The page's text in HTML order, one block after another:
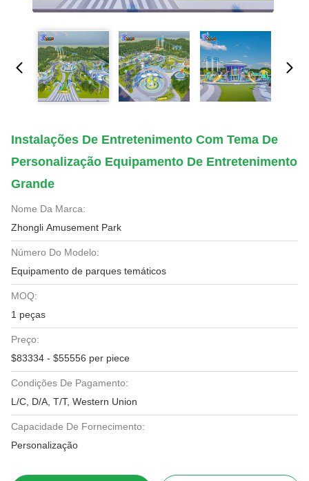
Instalações De Entretenimento Com Tema De
Personalização Equipamento De Entretenimento
Grande
Nome Da Marca:
Zhongli Amusement Park
Número Do Modelo:
Equipamento de parques temáticos
MOQ:
1 peças
Preço:
$83334 - $55556 per piece
Condições De Pagamento:
L/C, D/A, T/T, Western Union
Capacidade De Fornecimento:
Personalização